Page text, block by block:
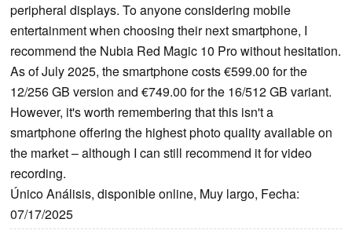
peripheral displays. To anyone considering mobile
entertainment when choosing their next smartphone, I
recommend the Nubia Red Magic 10 Pro without hesitation.
As of July 2025, the smartphone costs €599.00 for the
12/256 GB version and €749.00 for the 16/512 GB variant.
However, it's worth remembering that this isn't a
smartphone offering the highest photo quality available on
the market – although I can still recommend it for video
recording.
Único Análisis, disponible online, Muy largo, Fecha:
07/17/2025